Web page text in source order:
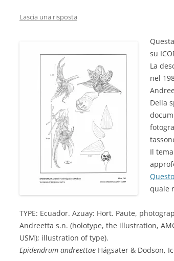
Lascia una risposta
su
La
nel
Della
Il
quale
TYPE: Ecuador. Azuay: Hort. Paute,
Andreetta s.n. (holotype, the illustration,
USM); illustration of type).
Epidendrum andreettae Hágsater & Dodson,